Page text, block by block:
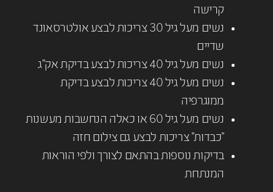
קרישה
נשים מעל גיל 30 צריכות לבצע אולטרסאונד
שדיים
נשים מעל גיל 40 צריכות לבצע בדיקת אק"ג
נשים מעל גיל 40 צריכות לבצע בדיקת
ממוגרפיה
נשים מעל גיל 60 או כאלה הנחשבות מעשנות
"כבדות" צריכות לבצע גם צילום חזה
בדיקות נוספות בהתאם לצורך ולפי הוראות
המנתחת